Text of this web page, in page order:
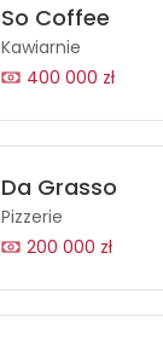
So Coffee
Kawiarnie
400 000 zł
Da Grasso
Pizzerie
200 000 zł